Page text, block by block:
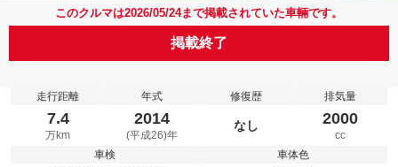
このクルマは2026/05/24まで掲載されていた車輛です。
掲載終了
走行距離
7.4
万km
年式
2014
(平成26)年
修復歴
なし
排気量
2000
cc
車検
車体色